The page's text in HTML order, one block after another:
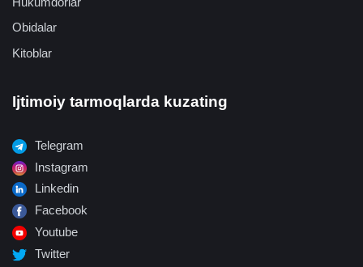
Obidalar
Kitoblar
Ijtimoiy tarmoqlarda kuzating
Telegram
Instagram
Linkedin
Facebook
Youtube
Twitter